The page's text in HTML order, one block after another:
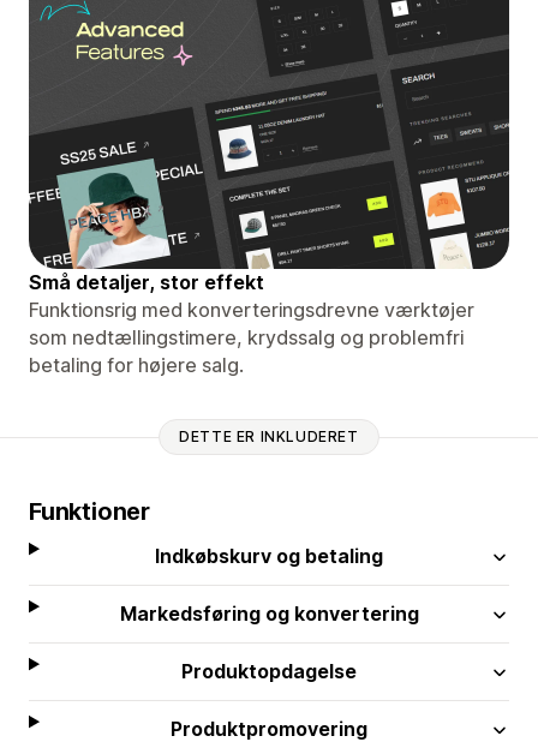
Små detaljer, stor effekt
Funktionsrig med konverteringsdrevne værktøjer
som nedtællingstimere, krydssalg og problemfri
betaling for højere salg.
DETTE ER INKLUDERET
Funktioner
Indkøbskurv og betaling
Markedsføring og konvertering
Produktopdagelse
Produktpromovering